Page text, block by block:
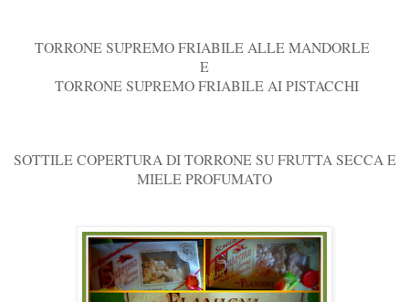
TORRONE SUPREMO FRIABILE ALLE MANDORLE
E
TORRONE SUPREMO FRIABILE AI PISTACCHI
SOTTILE COPERTURA DI TORRONE SU FRUTTA SECCA E
MIELE PROFUMATO